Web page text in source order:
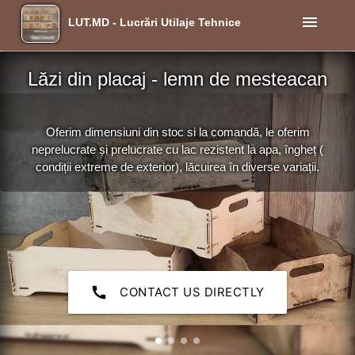
LUT.MD - Lucrări Utilaje Tehnice menu
call CONTACT US DIRECTLY
Lăzi din placaj - lemn de mesteacan
Oferim dimensiuni din stoc si la comandă, le oferim
neprelucrate și prelucrate cu lac rezistent la apa, îngheț (
condiții extreme de exterior), lăcuirea în diverse variații.